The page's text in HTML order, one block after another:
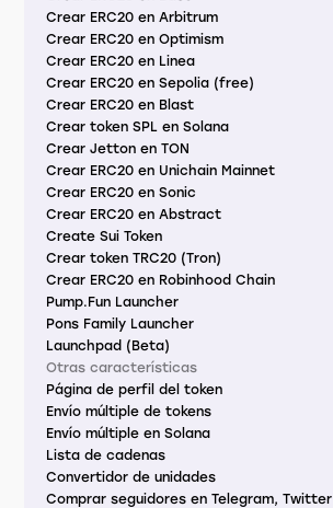
Crear ERC20 en Arbitrum
Crear ERC20 en Optimism
Crear ERC20 en Linea
Crear ERC20 en Sepolia (free)
Crear ERC20 en Blast
Crear token SPL en Solana
Crear Jetton en TON
Crear ERC20 en Unichain Mainnet
Crear ERC20 en Sonic
Crear ERC20 en Abstract
Create Sui Token
Crear token TRC20 (Tron)
Crear ERC20 en Robinhood Chain
Pump.Fun Launcher
Pons Family Launcher
Launchpad (Beta)
Otras características
Página de perfil del token
Envío múltiple de tokens
Envío múltiple en Solana
Lista de cadenas
Convertidor de unidades
Comprar seguidores en Telegram, Twitter